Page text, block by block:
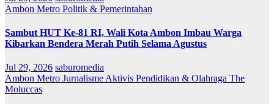
Ambon Metro Politik & Pemerintahan
Sambut HUT Ke-81 RI, Wali Kota Ambon Imbau Warga
Kibarkan Bendera Merah Putih Selama Agustus
Jul 29, 2026 saburomedia
Ambon Metro Jurnalisme Aktivis Pendidikan & Olahraga The
Moluccas